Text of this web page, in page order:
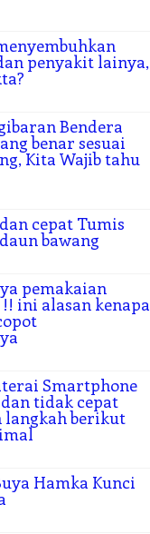
penyakit lainya,
Bendera
benar sesuai
Kita Wajib tahu
cepat Tumis
bawang
pemakaian
ini alasan kenapa
Smartphone
tidak cepat
langkah berikut
Hamka Kunci